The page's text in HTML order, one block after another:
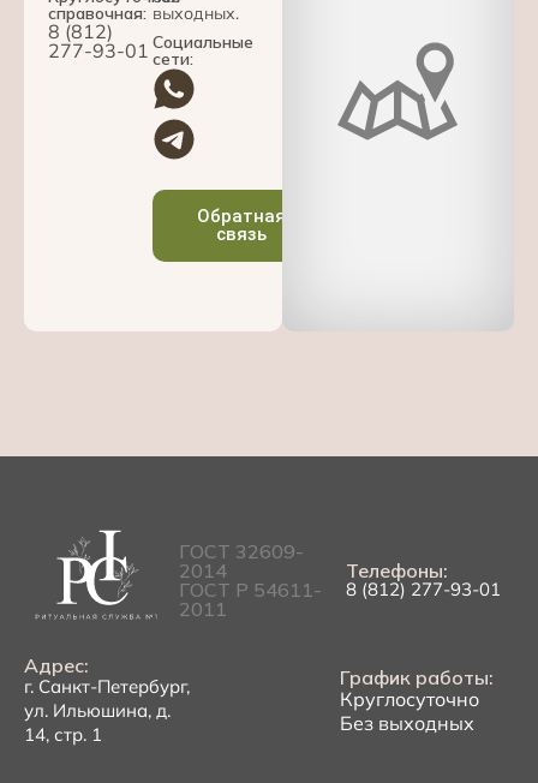
справочная:
8 (812)
277-93-01
выходных.
Социальные
сети:
Обратная
связь
ГОСТ 32609-
2014
ГОСТ Р 54611-
2011
Телефоны:
8 (812) 277-93-01
Адрес:
г. Санкт-Петербург,
ул. Ильюшина, д.
14, стр. 1
График работы:
Круглосуточно
Без выходных